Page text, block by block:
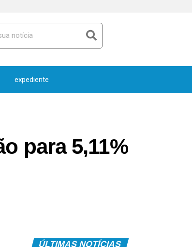
expediente
para 5,11%
ÚLTIMAS NOTÍCIAS